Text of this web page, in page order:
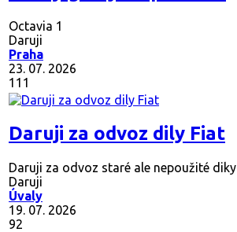
Octavia 1
Daruji
Praha
23. 07. 2026
111
Daruji za odvoz dily Fiat
Daruji za odvoz staré ale nepoužité diky
Daruji
Úvaly
19. 07. 2026
92